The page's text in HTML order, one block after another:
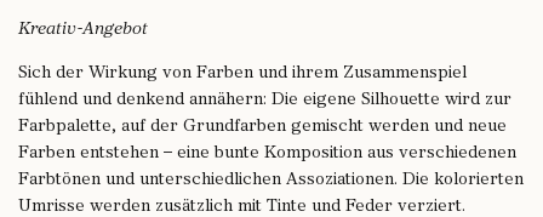
Kreativ-Angebot
Sich der Wirkung von Farben und ihrem Zusammenspiel
fühlend und denkend annähern: Die eigene Silhouette wird zur
Farbpalette, auf der Grundfarben gemischt werden und neue
Farben entstehen – eine bunte Komposition aus verschiedenen
Farbtönen und unterschiedlichen Assoziationen. Die kolorierten
Umrisse werden zusätzlich mit Tinte und Feder verziert.